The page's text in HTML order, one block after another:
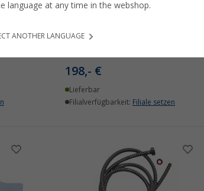
198,- €
Lieferbar
Filialverfügbarkeit: Filiale setzen
language at any time in the webshop.
ANOTHER LANGUAGE